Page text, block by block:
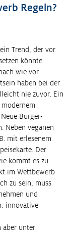
Regeln?
Trend, der vor
könnte.
wie vor
haben bei der
nie zuvor. Ein
Burger-
Neben veganen
mit erlesenem
Der
kommt es zu
im Wettbewerb
zu sein, muss
und
innovative
aber unter